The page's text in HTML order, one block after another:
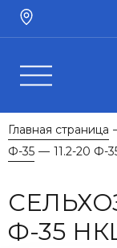
Главная страница
Ф-35 — 11.2-20 Ф-
Ф-35